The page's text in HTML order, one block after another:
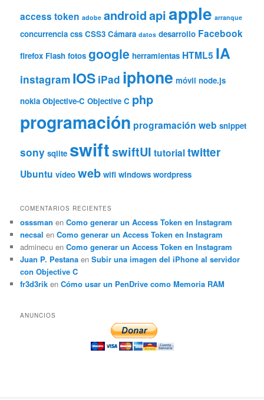
access token adobe androidapiapple arranque
concurrencia css CSS3 Cámara datos desarrollo Facebook
firefox Flash fotos google herramientas HTML5 IA
instagram IOS iPad iphone móvil node.js
nokia Objective-C Objective C php
programación programación web snippet
sony sqlite swiftswiftUI tutorialtwitter
Ubuntu vídeo web wifi windows wordpress
COMENTARIOS RECIENTES
osssman enComo generar un Access Token en Instagram
necsal enComo generar un Access Token en Instagram
adminecu enComo generar un Access Token en Instagram
Juan P. Pestana enSubir una imagen del iPhone al servidor
con Objective C
fr3d3rik enCómo usar un PenDrive como Memoria RAM
ANUNCIOS